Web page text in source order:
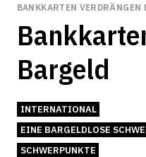
BANKKARTEN VERDRÄNGEN
Bargeld
INTERNATIONAL
EINE BARGELDLOSE
SCHWERPUNKTE